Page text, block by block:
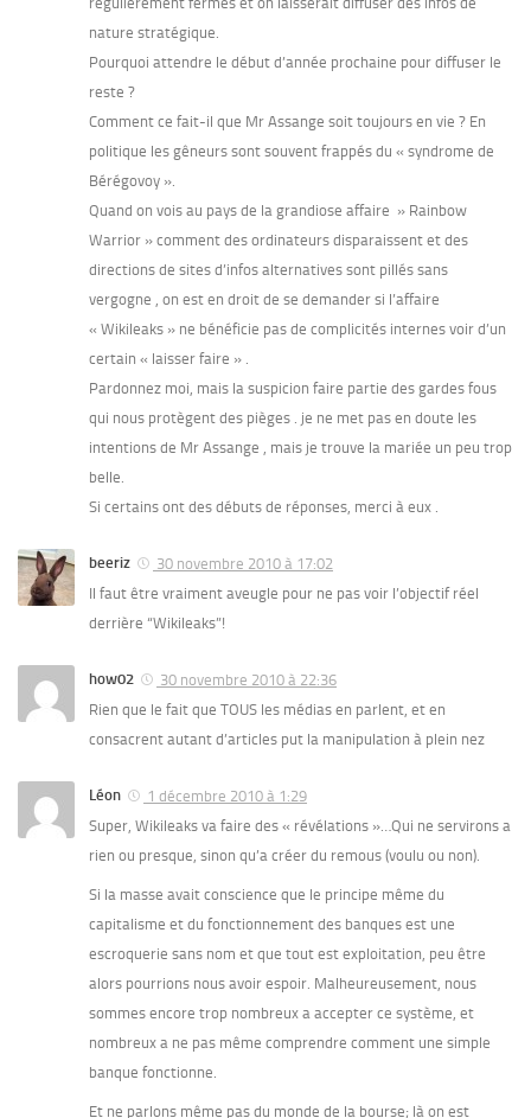
nature stratégique.
Pourquoi attendre le début d’année prochaine pour diffuser le
reste ?
Comment ce fait-il que Mr Assange soit toujours en vie ? En
politique les gêneurs sont souvent frappés du « syndrome de
Bérégovoy ».
Quand on vois au pays de la grandiose affaire » Rainbow
Warrior » comment des ordinateurs disparaissent et des
directions de sites d’infos alternatives sont pillés sans
vergogne , on est en droit de se demander si l’affaire
« Wikileaks » ne bénéficie pas de complicités internes voir d’un
certain « laisser faire » .
Pardonnez moi, mais la suspicion faire partie des gardes fous
qui nous protègent des pièges . je ne met pas en doute les
intentions de Mr Assange , mais je trouve la mariée un peu trop
belle.
Si certains ont des débuts de réponses, merci à eux .
beeriz
30 novembre 2010 à 17:02
Il faut être vraiment aveugle pour ne pas voir l’objectif réel
derrière “Wikileaks”!
how02
30 novembre 2010 à 22:36
Rien que le fait que TOUS les médias en parlent, et en
consacrent autant d’articles put la manipulation à plein nez
Léon
1 décembre 2010 à 1:29
Super, Wikileaks va faire des « révélations »…Qui ne servirons a
rien ou presque, sinon qu’a créer du remous (voulu ou non).
Si la masse avait conscience que le principe même du
capitalisme et du fonctionnement des banques est une
escroquerie sans nom et que tout est exploitation, peu être
alors pourrions nous avoir espoir. Malheureusement, nous
sommes encore trop nombreux a accepter ce système, et
nombreux a ne pas même comprendre comment une simple
banque fonctionne.
Et ne parlons même pas du monde de la bourse; là on est